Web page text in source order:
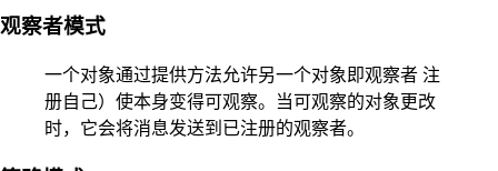
观察者模式
一个对象通过提供方法允许另一个对象即观察者 注
册自己）使本身变得可观察。当可观察的对象更改
时，它会将消息发送到已注册的观察者。